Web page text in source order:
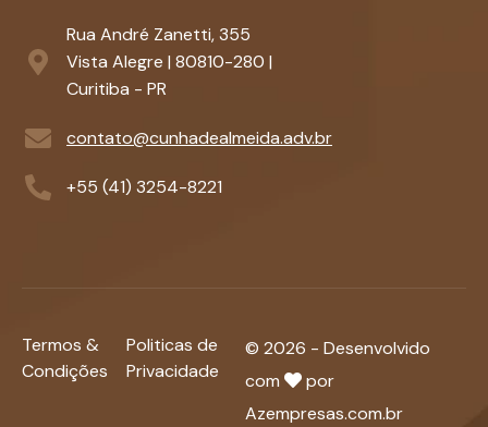
Rua André Zanetti, 355
Vista Alegre | 80810-280 |
Curitiba - PR
contato@cunhadealmeida.adv.br
+55 (41) 3254-8221
Termos &
Condições
Politicas de
Privacidade
© 2026 - Desenvolvido
com
por
Azempresas.com.br